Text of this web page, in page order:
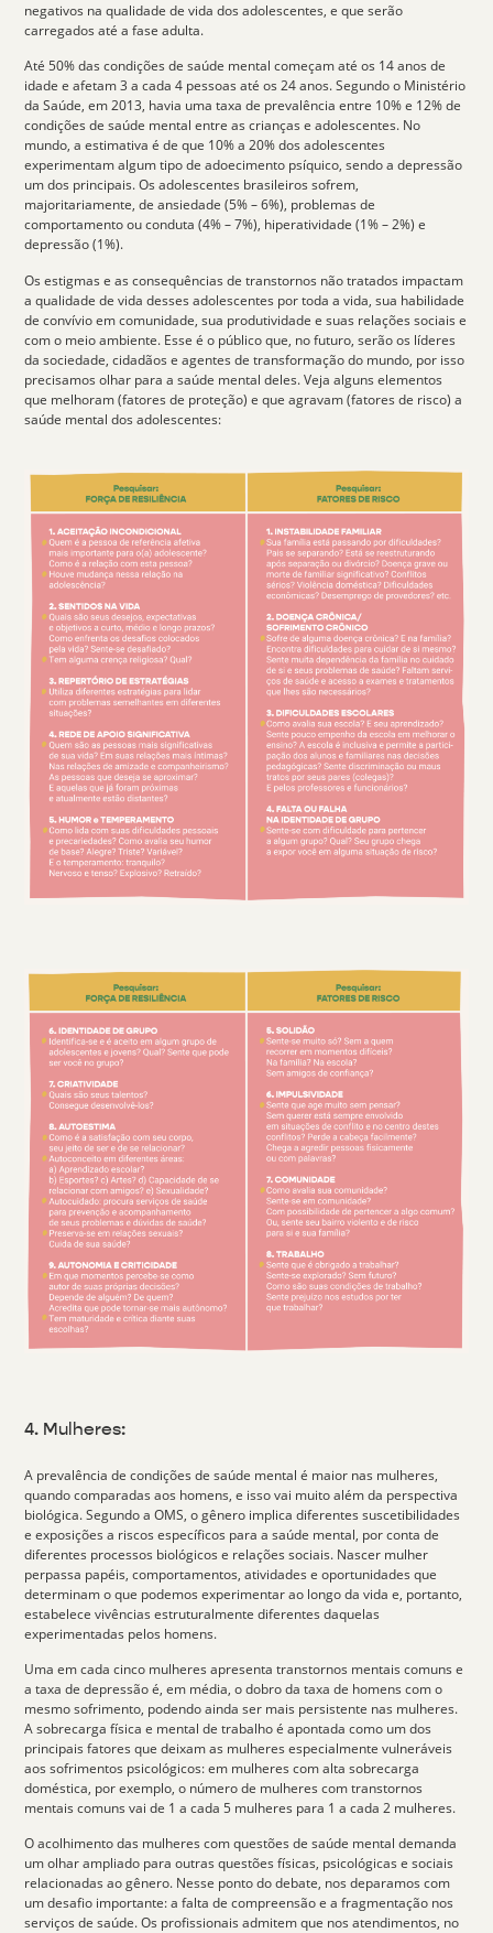
negativos na qualidade de vida dos adolescentes, e que serão
carregados até a fase adulta.
Até 50% das condições de saúde mentalcomeçam até os 14 anos de
idade e afetam 3 a cada 4 pessoas até os 24 anos. Segundo o Ministério
da Saúde, em 2013, havia uma taxa de prevalência entre 10% e 12% de
condições de saúde mental entre as crianças e adolescentes. No
mundo, a estimativa é de que 10% a 20% dos adolescentes
experimentam algum tipo de adoecimento psíquico, sendo a depressão
um dos principais. Os adolescentes brasileiros sofrem,
majoritariamente, de ansiedade (5% – 6%), problemas de
comportamento ou conduta (4% – 7%), hiperatividade (1% – 2%) e
depressão (1%).
Os estigmas e as consequências de transtornos não tratados impactam
a qualidade de vida desses adolescentes por toda a vida, sua habilidade
de convívio em comunidade, sua produtividade e suas relações sociais e
com o meio ambiente. Esse é o público que, no futuro, serão os líderes
da sociedade, cidadãos e agentes de transformação do mundo, por isso
precisamos olhar para a saúde mental deles. Veja alguns elementos
que melhoram (fatores de proteção) e que agravam (fatores de risco) a
saúde mental dos adolescentes:
4. Mulheres:
A prevalência de condições de saúde mentalé maior nas mulheres,
quando comparadas aos homens, e isso vai muito além da perspectiva
biológica. Segundo a OMS, o gênero implica diferentes suscetibilidades
e exposições a riscos específicos para a saúde mental, por conta de
diferentes processos biológicos e relações sociais. Nascer mulher
perpassa papéis, comportamentos, atividades e oportunidades que
determinam o que podemos experimentar ao longo da vida e, portanto,
estabelece vivências estruturalmente diferentes daquelas
experimentadas pelos homens.
Uma em cada cinco mulheres apresenta transtornos mentais comuns e
a taxa de depressão é, em média, o dobro da taxa de homens com o
mesmo sofrimento, podendo ainda ser mais persistente nas mulheres.
Asobrecarga física e mental de trabalho é apontada como um dos
principais fatores que deixam as mulheres especialmente vulneráveis
aos sofrimentos psicológicos: em mulheres com alta sobrecarga
doméstica, por exemplo, o número de mulheres com transtornos
mentais comuns vai de 1 a cada 5 mulheres para 1 a cada 2 mulheres.
O acolhimento das mulheres com questões de saúde mental demanda
um olhar ampliado para outras questões físicas, psicológicas e sociais
relacionadas aogênero. Nesse ponto do debate, nos deparamos com
um desafio importante: a falta de compreensão e a fragmentação nos
serviços de saúde. Os profissionais admitem que nos atendimentos, no